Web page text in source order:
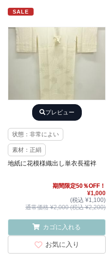
SALE
プレビュー
状態：非常によい
素材：正絹
地紙に花模様織出し単衣長襦袢
期間限定50％OFF！
¥1,000
(税込 ¥1,100)
通常価格 ¥2,000 (税込 ¥2,200)
カゴに入れる
お気に入り